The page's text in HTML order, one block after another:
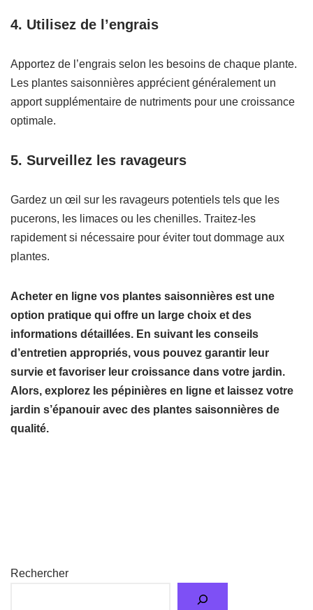
4. Utilisez de l’engrais
Apportez de l’engrais selon les besoins de chaque plante.
Les plantes saisonnières apprécient généralement un
apport supplémentaire de nutriments pour une croissance
optimale.
5. Surveillez les ravageurs
Gardez un œil sur les ravageurs potentiels tels que les
pucerons, les limaces ou les chenilles. Traitez-les
rapidement si nécessaire pour éviter tout dommage aux
plantes.
Acheter en ligne vos plantes saisonnières est une
option pratique qui offre un large choix et des
informations détaillées. En suivant les conseils
d’entretien appropriés, vous pouvez garantir leur
survie et favoriser leur croissance dans votre jardin.
Alors, explorez les pépinières en ligne et laissez votre
jardin s’épanouir avec des plantes saisonnières de
qualité.
Rechercher